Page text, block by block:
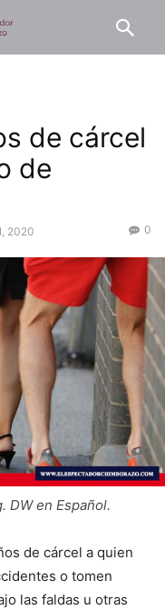
de cárcel
de
2020 0
DW en Español.
de cárcel a quien
o tomen
las faldas u otras